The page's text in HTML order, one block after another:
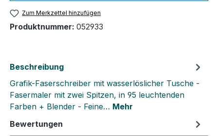
Zum Merkzettel hinzufügen
Produktnummer: 052933
Beschreibung
Grafik-Faserschreiber mit wasserlöslicher Tusche -
Fasermaler mit zwei Spitzen, in 95 leuchtenden
Farben + Blender - Feine… Mehr
Bewertungen